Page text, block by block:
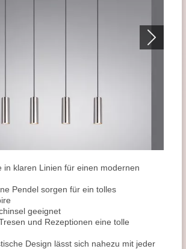
in klaren Linien für einen modernen
Pendel sorgen für ein tolles
geeignet
und Rezeptionen eine tolle
Design lässt sich nahezu mit jeder